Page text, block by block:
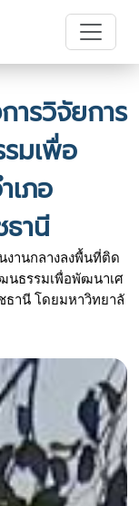
รวิจัยการ
มเพื่อ
ภอ
านี
านกลางลงพื้นที่ติด
นธรรมเพื่อพัฒนาเศ
ธานี โดยมหาวิทยาลั